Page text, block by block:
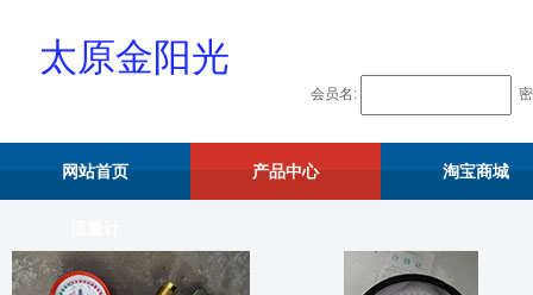
太原金阳光
会员名:
网站首页 产品中心 淘宝商城